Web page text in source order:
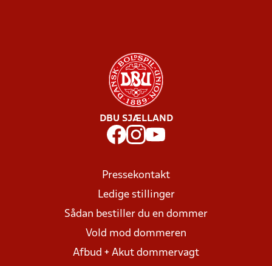
DBU SJÆLLAND
Pressekontakt
Ledige stillinger
Sådan bestiller du en dommer
Vold mod dommeren
Afbud + Akut dommervagt